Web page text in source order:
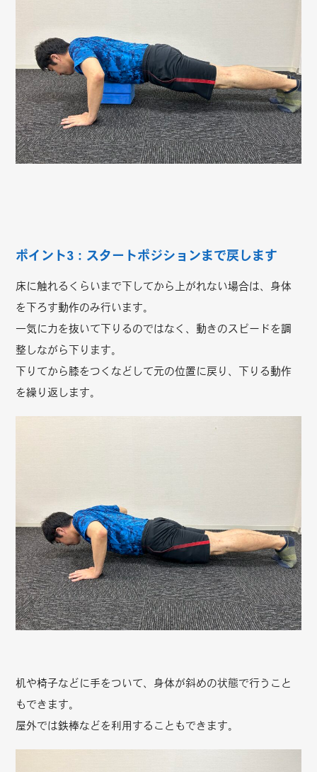
ポイント3：スタートポジションまで戻します
床に触れるくらいまで下してから上がれない場合は、身体
を下ろす動作のみ行います。
一気に力を抜いて下りるのではなく、動きのスピードを調
整しながら下ります。
下りてから膝をつくなどして元の位置に戻り、下りる動作
を繰り返します。
机や椅子などに手をついて、身体が斜めの状態で行うこと
もできます。
屋外では鉄棒などを利用することもできます。